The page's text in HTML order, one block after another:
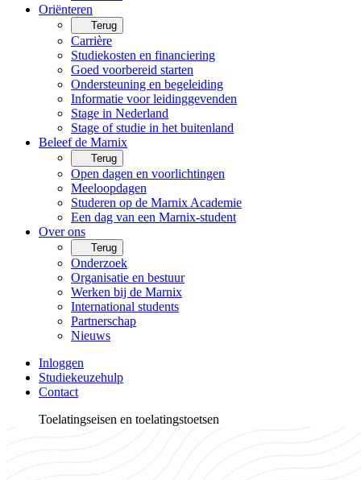
Oriënteren
Terug
Carrière
Studiekosten en financiering
Goed voorbereid starten
Ondersteuning en begeleiding
Informatie voor leidinggevenden
Stage in Nederland
Stage of studie in het buitenland
Beleef de Marnix
Terug
Open dagen en voorlichtingen
Meeloopdagen
Studeren op de Marnix Academie
Een dag van een Marnix-student
Over ons
Terug
Onderzoek
Organisatie en bestuur
Werken bij de Marnix
International students
Partnerschap
Nieuws
Inloggen
Studiekeuzehulp
Contact
Toelatingseisen en toelatingstoetsen